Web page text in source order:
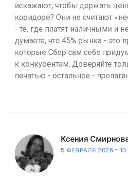
искажают, чтобы держать
коридоре? Они не считают
- те, где платят наличными и
думаете, что 45% рынка - это
которые Сбер сам себе
к конкурентам. Доверяйте
печатью - остальное -
Ксения
5 ФЕВРАЛЯ 2026